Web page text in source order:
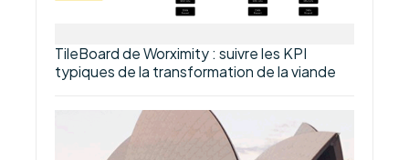
TileBoard de Worximity : suivre les KPI
typiques de la transformation de la viande